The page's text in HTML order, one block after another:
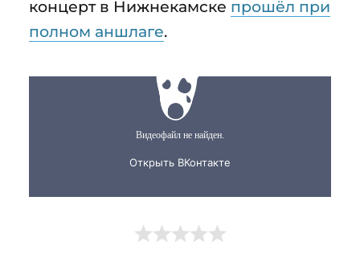
концерт в Нижнекамске прошёл при
полном аншлаге.